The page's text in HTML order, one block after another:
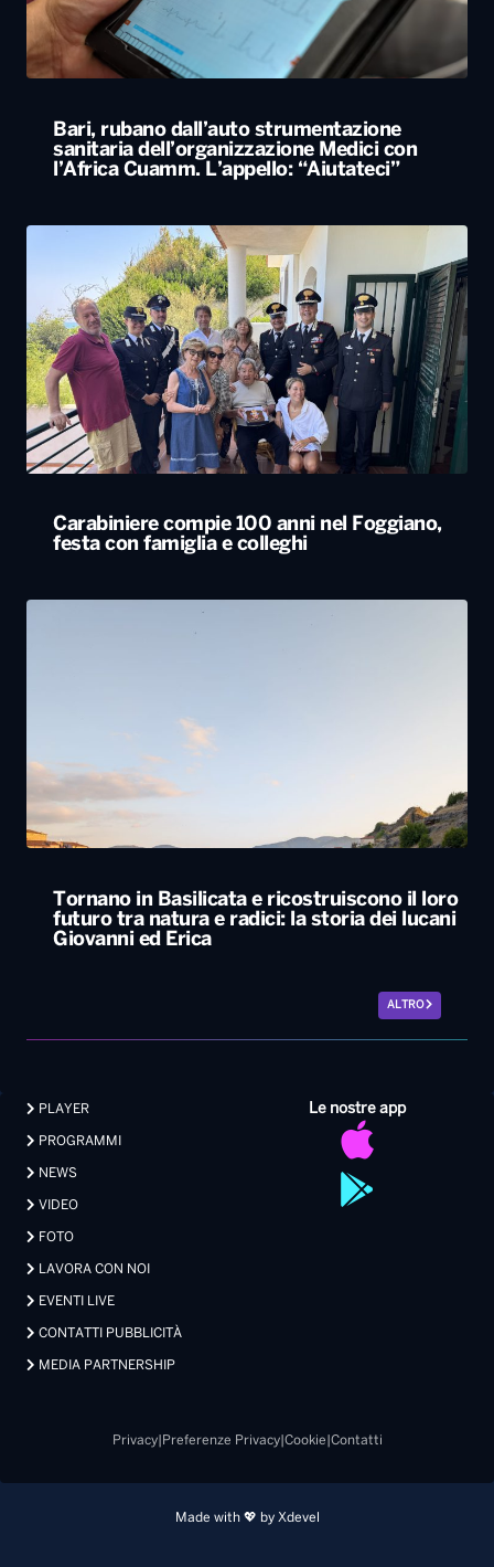
Bari, rubano dall’auto strumentazione
sanitaria dell’organizzazione Medici con
l’Africa Cuamm. L’appello: “Aiutateci”
Carabiniere compie 100 anni nel Foggiano,
festa con famiglia e colleghi
Tornano in Basilicata e ricostruiscono il loro
futuro tra natura e radici: la storia dei lucani
Giovanni ed Erica
ALTRO
Le nostre app
PLAYER
PROGRAMMI
NEWS
VIDEO
FOTO
LAVORA CON NOI
EVENTI LIVE
CONTATTI PUBBLICITÀ
MEDIA PARTNERSHIP
Privacy| Preferenze Privacy| Cookie Contatti
Made with 💖 by Xdevel